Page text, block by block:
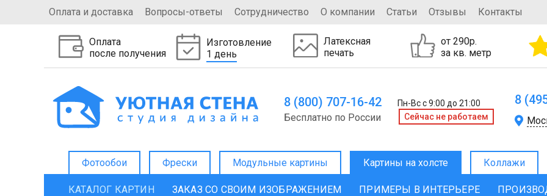
Оплата и доставка Вопросы-ответы Сотрудничество О компании Статьи Отзывы Контакты
Оплата
после получения
Изготовление
1 день
Латексная
печать
от 290р.
за кв. метр
8 (800) 707-16-42 Пн-Вс с 9:00 до 21:00
Бесплатно по России Cейчас не работаем
8
Фотообои Фрески Модульные картины Картины на холсте Коллажи
КАТАЛОГ КАРТИН ЗАКАЗ СО СВОИМ ИЗОБРАЖЕНИЕМ ПРИМЕРЫ В ИНТЕРЬЕРЕ